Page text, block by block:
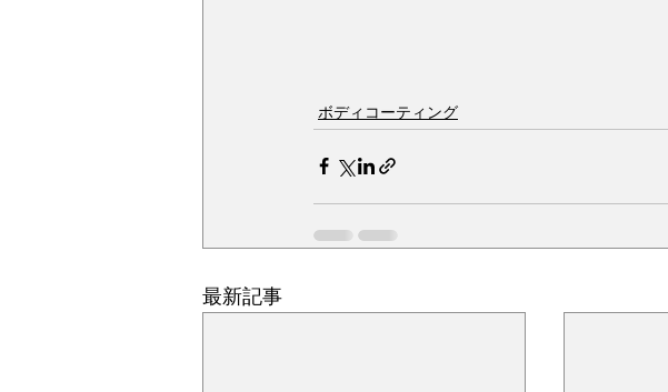
ボディコーティング
最新記事